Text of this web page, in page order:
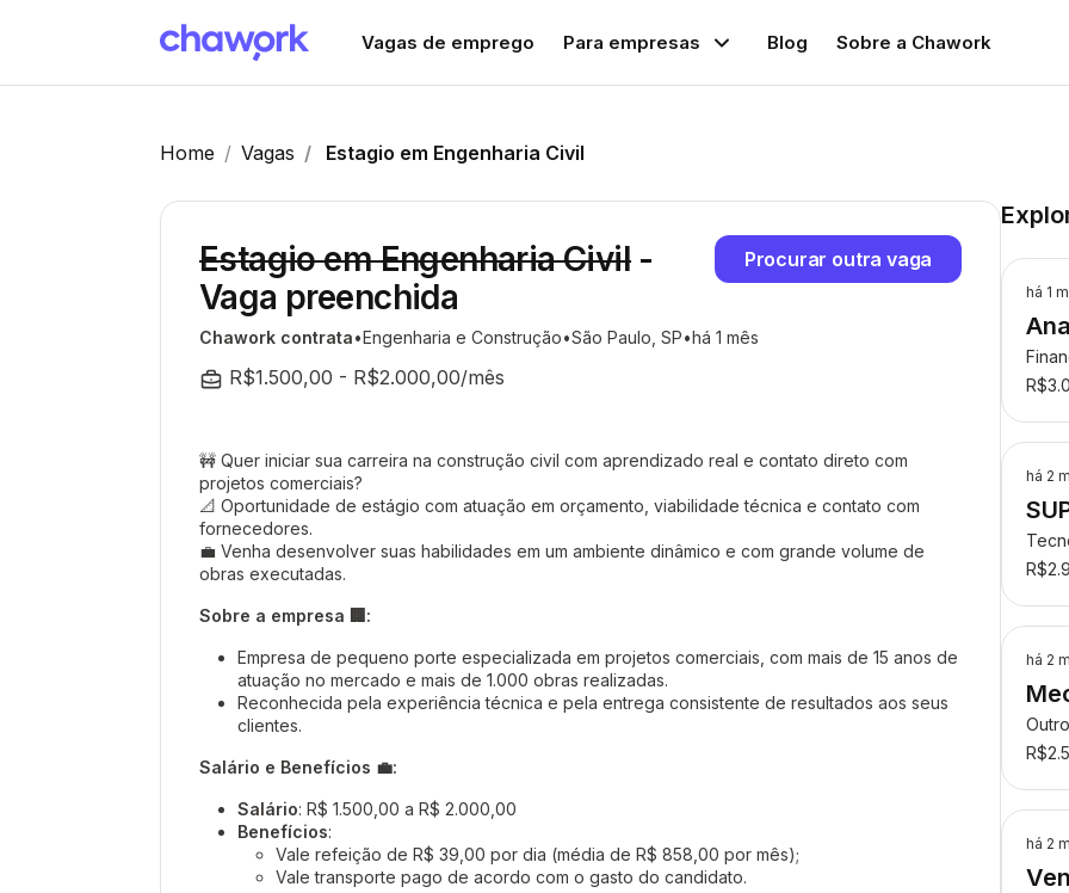
Vagas de emprego Para empresas Blog Sobre a Chawork
Home Vagas Estagio em Engenharia Civil
Estagio em Engenharia Civil -
Vaga preenchida
Chawork contrata Engenharia e Construção São Paulo, SP há 1 mês
R$1.500,00 - R$2.000,00/mês
Procurar outra vaga
🚧 Quer iniciar sua carreira na construção civil com aprendizado real e contato direto com
projetos comerciais?
📐 Oportunidade de estágio com atuação em orçamento, viabilidade técnica e contato com
fornecedores.
💼 Venha desenvolver suas habilidades em um ambiente dinâmico e com grande volume de
obras executadas.
Sobre a empresa 🏢:
Empresa de pequeno porte especializada em projetos comerciais, com mais de 15 anos de
atuação no mercado e mais de 1.000 obras realizadas.
Reconhecida pela experiência técnica e pela entrega consistente de resultados aos seus
clientes.
Salário e Benefícios 💼:
Salário: R$ 1.500,00 a R$ 2.000,00
Benefícios:
Vale refeição de R$ 39,00 por dia (média de R$ 858,00 por mês);
Vale transporte pago de acordo com o gasto do candidato.
há 1
há 2
há 2
há 2